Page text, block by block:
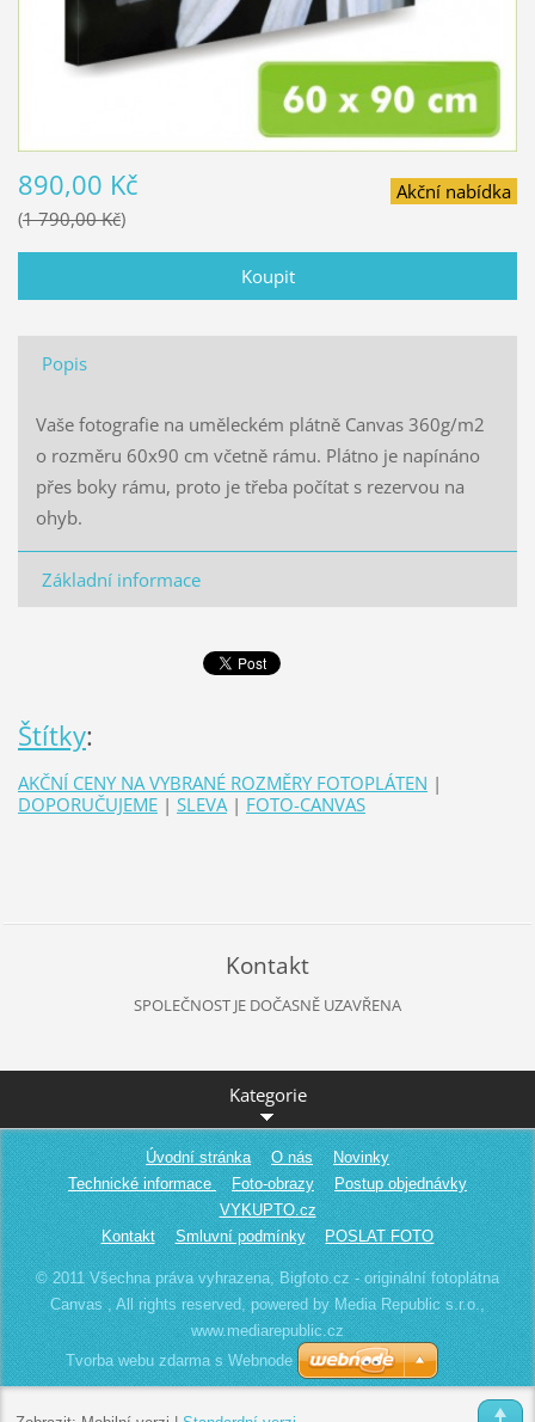
Akční nabídka
890,00 Kč
1 790,00 Kč
Popis
Vaše fotografie na uměleckém plátně Canvas 360g/m2
o rozměru 60x90 cm včetně rámu. Plátno je napínáno
přes boky rámu, proto je třeba počítat s rezervou na
ohyb.
Základní informace
Štítky:
AKČNÍ CENY NA VYBRANÉ ROZMĚRY FOTOPLÁTEN |
DOPORUČUJEME | SLEVA | FOTO-CANVAS
Kontakt
SPOLEČNOST JE DOČASNĚ UZAVŘENA
Kategorie
Úvodní stránka O nás
Novinky
Technické informace
Foto-obrazy
Postup objednávky
VYKUPTO.cz
Kontakt
Smluvní podmínky POSLAT FOTO
© 2011 Všechna práva vyhrazena, Bigfoto.cz - originální fotoplátna
Canvas , All rights reserved, powered by Media Republic s.r.o.,
www.mediarepublic.cz
Tvorba webu zdarma s Webnode